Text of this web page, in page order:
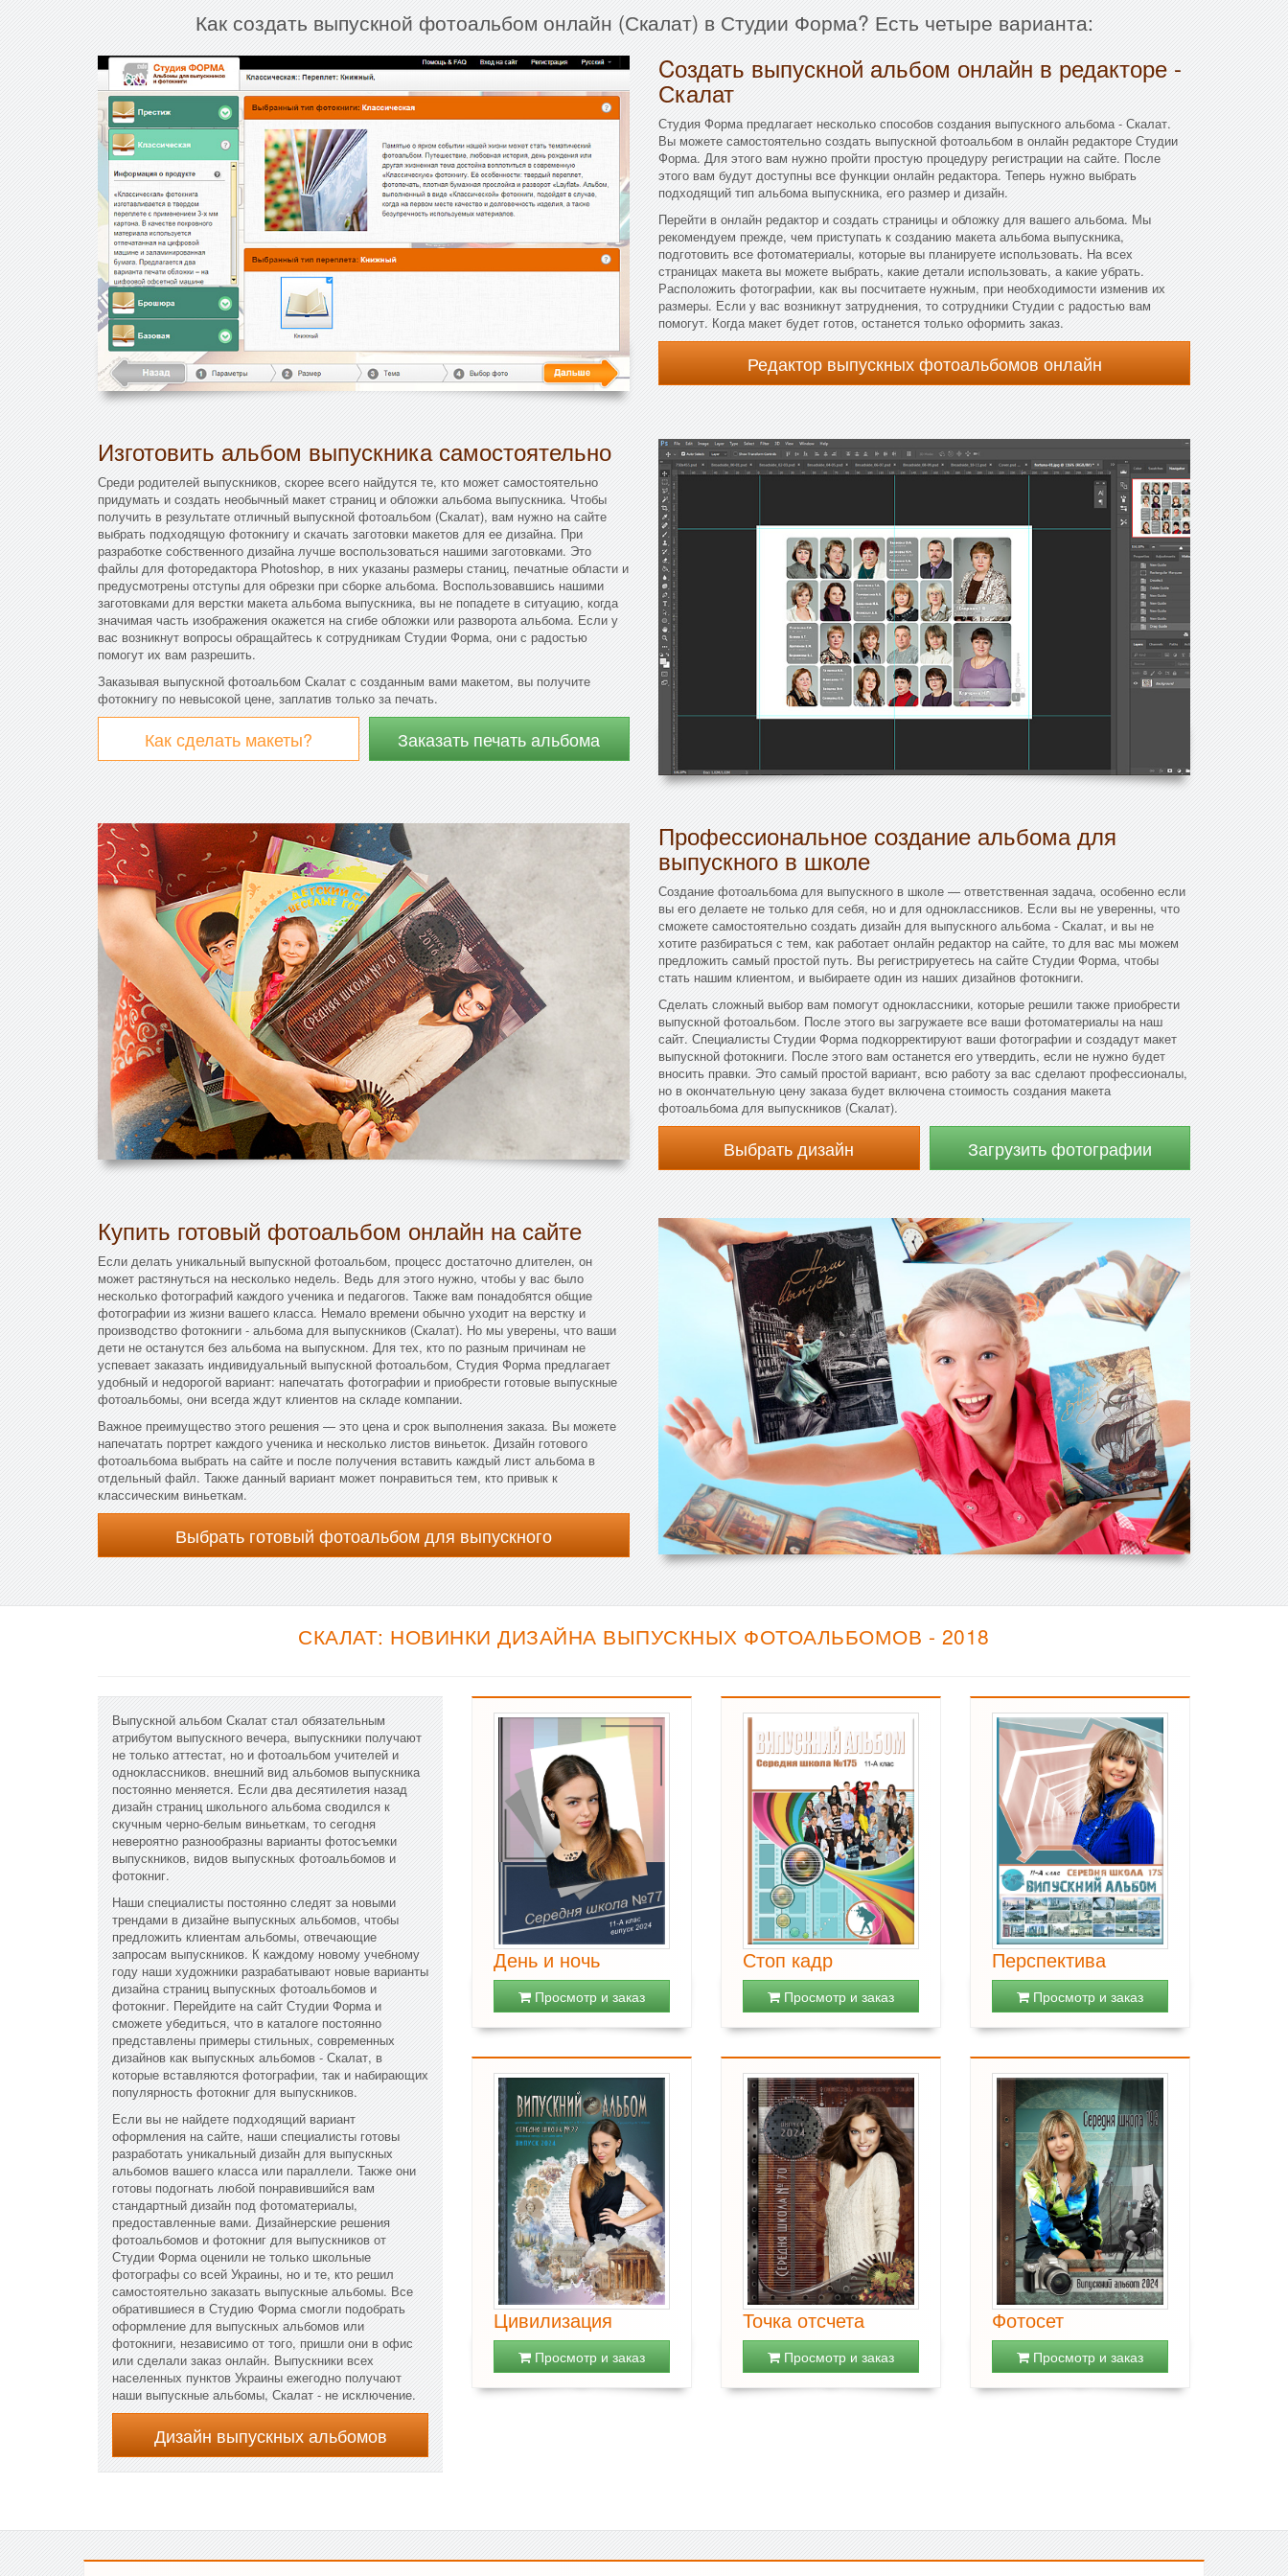
Как создать выпускной фотоальбом онлайн (Скалат) в Студии Форма? Есть четыре варианта:
Cоздать выпускной альбом онлайн в редакторе -
Скалат
Студия Форма предлагает несколько способов создания выпускного альбома - Скалат.
Вы можете самостоятельно создать выпускной фотоальбом в онлайн редакторе Студии
Форма. Для этого вам нужно пройти простую процедуру регистрации на сайте. После
этого вам будут доступны все функции онлайн редактора. Теперь нужно выбрать
подходящий тип альбома выпускника, его размер и дизайн.
Перейти в онлайн редактор и создать страницы и обложку для вашего альбома. Мы
рекомендуем прежде, чем приступать к созданию макета альбома выпускника,
подготовить все фотоматериалы, которые вы планируете использовать. На всех
страницах макета вы можете выбрать, какие детали использовать, а какие убрать.
Расположить фотографии, как вы посчитаете нужным, при необходимости изменив их
размеры. Если у вас возникнут затруднения, то сотрудники Студии с радостью вам
помогут. Когда макет будет готов, останется только оформить заказ.
Редактор выпускных фотоальбомов онлайн
Изготовить альбом выпускника самостоятельно
Среди родителей выпускников, скорее всего найдутся те, кто может самостоятельно
придумать и создать необычный макет страниц и обложки альбома выпускника. Чтобы
получить в результате отличный выпускной фотоальбом (Скалат), вам нужно на сайте
выбрать подходящую фотокнигу и скачать заготовки макетов для ее дизайна. При
разработке собственного дизайна лучше воспользоваться нашими заготовками. Это
файлы для фоторедактора Photoshop, в них указаны размеры станиц, печатные области и
предусмотрены отступы для обрезки при сборке альбома. Воспользовавшись нашими
заготовками для верстки макета альбома выпускника, вы не попадете в ситуацию, когда
значимая часть изображения окажется на сгибе обложки или разворота альбома. Если у
вас возникнут вопросы обращайтесь к сотрудникам Студии Форма, они с радостью
помогут их вам разрешить.
Заказывая выпускной фотоальбом Скалат с созданным вами макетом, вы получите
фотокнигу по невысокой цене, заплатив только за печать.
Как сделать макеты? Заказать печать альбома
Профессиональное создание альбома для
выпускного в школе
Создание фотоальбома для выпускного в школе — ответственная задача, особенно если
вы его делаете не только для себя, но и для одноклассников. Если вы не уверенны, что
сможете самостоятельно создать дизайн для выпускного альбома - Скалат, и вы не
хотите разбираться с тем, как работает онлайн редактор на сайте, то для вас мы можем
предложить самый простой путь. Вы регистрируетесь на сайте Студии Форма, чтобы
стать нашим клиентом, и выбираете один из наших дизайнов фотокниги.
Сделать сложный выбор вам помогут одноклассники, которые решили также приобрести
выпускной фотоальбом. После этого вы загружаете все ваши фотоматериалы на наш
сайт. Специалисты Студии Форма подкорректируют ваши фотографии и создадут макет
выпускной фотокниги. После этого вам останется его утвердить, если не нужно будет
вносить правки. Это самый простой вариант, всю работу за вас сделают профессионалы,
но в окончательную цену заказа будет включена стоимость создания макета
фотоальбома для выпускников (Скалат).
Выбрать дизайн Загрузить фотографии
Купить готовый фотоальбом онлайн на сайте
Если делать уникальный выпускной фотоальбом, процесс достаточно длителен, он
может растянуться на несколько недель. Ведь для этого нужно, чтобы у вас было
несколько фотографий каждого ученика и педагогов. Также вам понадобятся общие
фотографии из жизни вашего класса. Немало времени обычно уходит на верстку и
производство фотокниги - альбома для выпускников (Скалат). Но мы уверены, что ваши
дети не останутся без альбома на выпускном. Для тех, кто по разным причинам не
успевает заказать индивидуальный выпускной фотоальбом, Студия Форма предлагает
удобный и недорогой вариант: напечатать фотографии и приобрести готовые выпускные
фотоальбомы, они всегда ждут клиентов на складе компании.
Важное преимущество этого решения — это цена и срок выполнения заказа. Вы можете
напечатать портрет каждого ученика и несколько листов виньеток. Дизайн готового
фотоальбома выбрать на сайте и после получения вставить каждый лист альбома в
отдельный файл. Также данный вариант может понравиться тем, кто привык к
классическим виньеткам.
Выбрать готовый фотоальбом для выпускного
СКАЛАТ: НОВИНКИ ДИЗАЙНА ВЫПУСКНЫХ ФОТОАЛЬБОМОВ - 2018
Выпускной альбом Скалат стал обязательным
атрибутом выпускного вечера, выпускники получают
не только аттестат, но и фотоальбом учителей и
одноклассников. внешний вид альбомов выпускника
постоянно меняется. Если два десятилетия назад
дизайн страниц школьного альбома сводился к
скучным черно-белым виньеткам, то сегодня
невероятно разнообразны варианты фотосъемки
выпускников, видов выпускных фотоальбомов и
фотокниг.
Наши специалисты постоянно следят за новыми
трендами в дизайне выпускных альбомов, чтобы
предложить клиентам альбомы, отвечающие
запросам выпускников. К каждому новому учебному
году наши художники разрабатывают новые варианты
дизайна страниц выпускных фотоальбомов и
фотокниг. Перейдите на сайт Студии Форма и
сможете убедиться, что в каталоге постоянно
представлены примеры стильных, современных
дизайнов как выпускных альбомов - Скалат, в
которые вставляются фотографии, так и набирающих
популярность фотокниг для выпускников.
Если вы не найдете подходящий вариант
оформления на сайте, наши специалисты готовы
разработать уникальный дизайн для выпускных
альбомов вашего класса или параллели. Также они
готовы подогнать любой понравившийся вам
стандартный дизайн под фотоматериалы,
предоставленные вами. Дизайнерские решения
фотоальбомов и фотокниг для выпускников от
Студии Форма оценили не только школьные
фотографы со всей Украины, но и те, кто решил
самостоятельно заказать выпускные альбомы. Все
обратившиеся в Студию Форма смогли подобрать
оформление для выпускных альбомов или
фотокниги, независимо от того, пришли они в офис
или сделали заказ онлайн. Выпускники всех
населенных пунктов Украины ежегодно получают
наши выпускные альбомы, Скалат - не исключение.
Дизайн выпускных альбомов
День и ночь
Просмотр и заказ
Стоп кадр
Просмотр и заказ
Перспектива
Просмотр и заказ
Цивилизация
Просмотр и заказ
Точка отсчета
Просмотр и заказ
Фотосет
Просмотр и заказ